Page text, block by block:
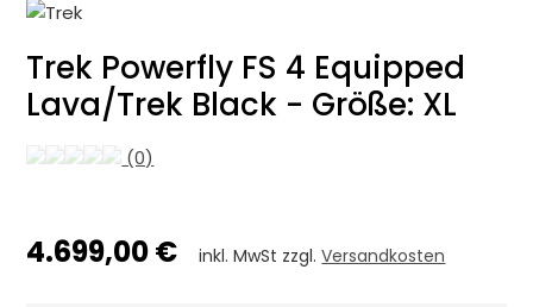
Trek Powerfly FS 4 Equipped
Lava/Trek Black - Größe: XL
(0)
4.699,00 € inkl. MwSt zzgl.Versandkosten